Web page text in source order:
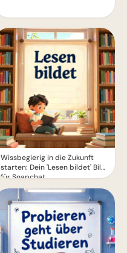
Wissbegierig in die Zukunft
starten: Dein 'Lesen bildet' Bild
für Snapchat